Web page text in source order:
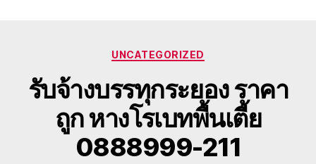
Categories
UNCATEGORIZED
รับจ้างบรรทุกระยอง ราคา
ถูก หางโรเบทพื้นเตี้ย
0888999-211